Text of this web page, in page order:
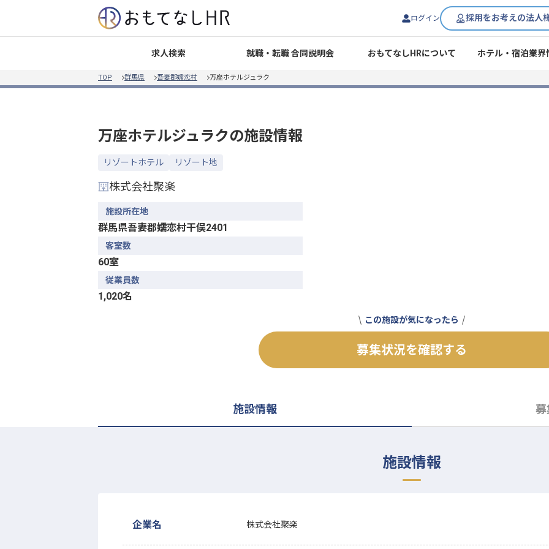
ログイン 採用をお考えの法人
求人検索 就職・転職 合同説明会 おもてなしHRについて ホテル・宿泊業界
TOP 群馬県 吾妻郡嬬恋村 万座ホテルジュラク
万座ホテルジュラクの施設情報
リゾートホテル リゾート地
株式会社聚楽
施設所在地
群馬県吾妻郡嬬恋村干俣2401
客室数
60室
従業員数
1,020名
この施設が気になったら
募集状況を確認する
施設情報 募
施設情報
企業名 株式会社聚楽